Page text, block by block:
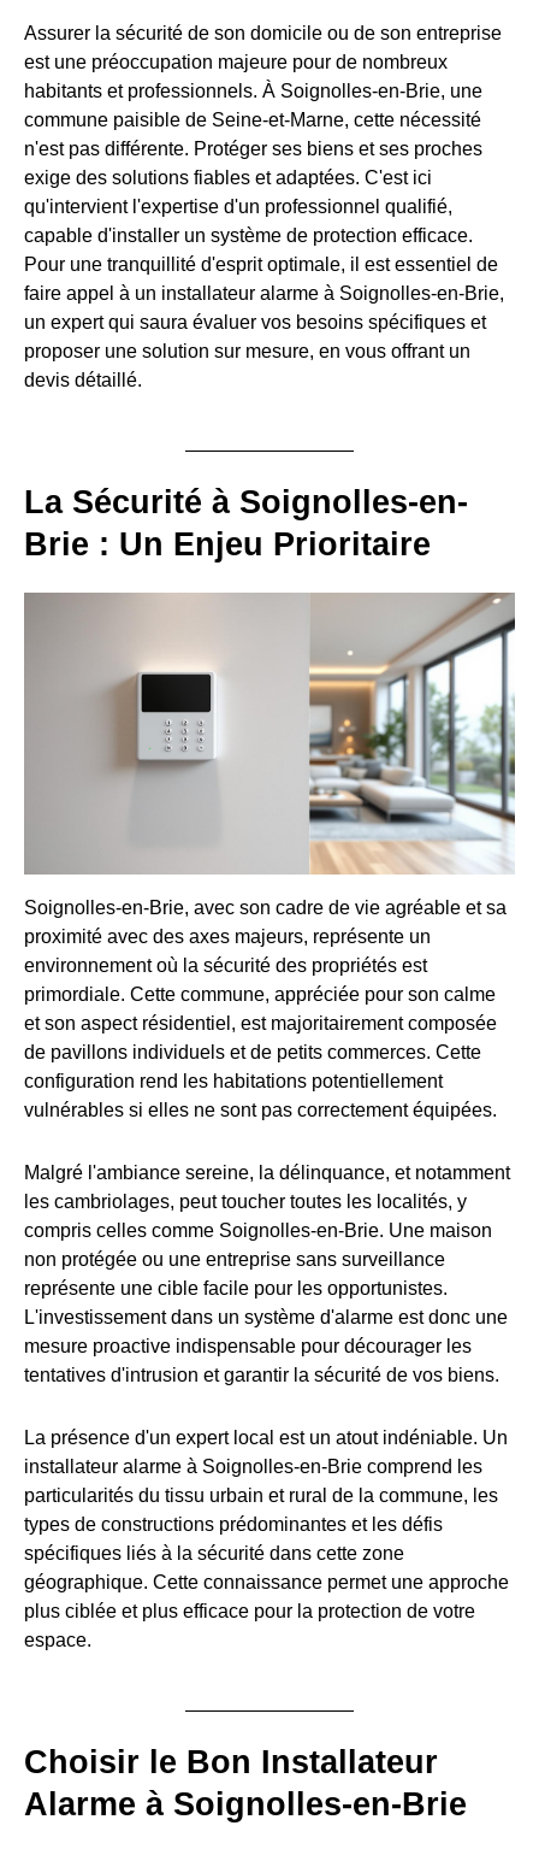
Assurer la sécurité de son domicile ou de son entreprise
est une préoccupation majeure pour de nombreux
habitants et professionnels. À Soignolles-en-Brie, une
commune paisible de Seine-et-Marne, cette nécessité
n'est pas différente. Protéger ses biens et ses proches
exige des solutions fiables et adaptées. C'est ici
qu'intervient l'expertise d'un professionnel qualifié,
capable d'installer un système de protection efficace.
Pour une tranquillité d'esprit optimale, il est essentiel de
faire appel à un installateur alarme à Soignolles-en-Brie,
un expert qui saura évaluer vos besoins spécifiques et
proposer une solution sur mesure, en vous offrant un
devis détaillé.
La Sécurité à Soignolles-en-
Brie : Un Enjeu Prioritaire
Soignolles-en-Brie, avec son cadre de vie agréable et sa
proximité avec des axes majeurs, représente un
environnement où la sécurité des propriétés est
primordiale. Cette commune, appréciée pour son calme
et son aspect résidentiel, est majoritairement composée
de pavillons individuels et de petits commerces. Cette
configuration rend les habitations potentiellement
vulnérables si elles ne sont pas correctement équipées.
Malgré l'ambiance sereine, la délinquance, et notamment
les cambriolages, peut toucher toutes les localités, y
compris celles comme Soignolles-en-Brie. Une maison
non protégée ou une entreprise sans surveillance
représente une cible facile pour les opportunistes.
L'investissement dans un système d'alarme est donc une
mesure proactive indispensable pour décourager les
tentatives d'intrusion et garantir la sécurité de vos biens.
La présence d'un expert local est un atout indéniable. Un
installateur alarme à Soignolles-en-Brie comprend les
particularités du tissu urbain et rural de la commune, les
types de constructions prédominantes et les défis
spécifiques liés à la sécurité dans cette zone
géographique. Cette connaissance permet une approche
plus ciblée et plus efficace pour la protection de votre
espace.
Choisir le Bon Installateur
Alarme à Soignolles-en-Brie